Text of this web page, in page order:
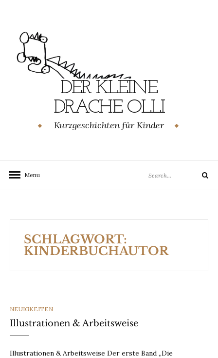
content
DER KLEINE
DRACHE OLLI
Kurzgeschichten für Kinder
Menu
for:
Search
SCHLAGWORT:
KINDERBUCHAUTOR
CATEGORIES
NEUIGKEITEN
Illustrationen & Arbeitsweise
Illustrationen & Arbeitsweise Der erste Band „Die